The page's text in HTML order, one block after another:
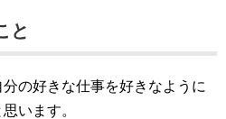
と
の好きな仕事を好きなように
います。